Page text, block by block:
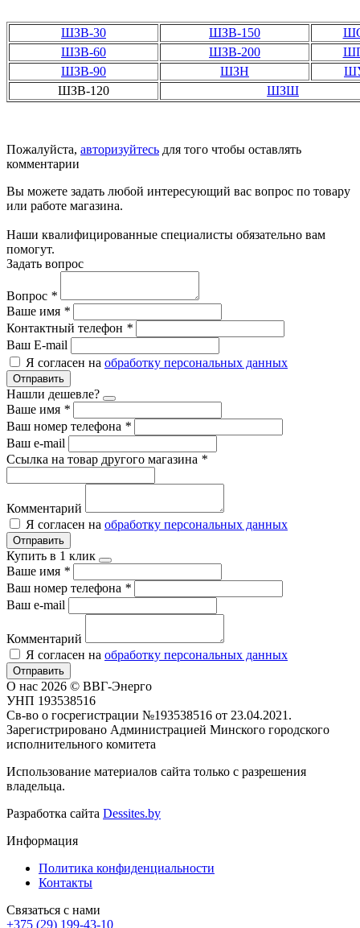
ШЗВ-30 ШЗВ-150
ШЗВ-60
ШЗВ-200
ШЗВ-90
ШЗН
ШЗВ-120
ШЗШ
Пожалуйста, авторизуйтесь для того чтобы оставлять
комментарии
Вы можете задать любой интересующий вас вопрос по товару
или работе магазина.
Наши квалифицированные специалисты обязательно вам
помогут.
Задать вопрос
Вопрос *
Ваше имя *
Контактный телефон *
Ваш E-mail
Я согласен на обработку персональных данных
Отправить
Нашли дешевле?
Ваше имя *
Ваш номер телефона *
Ваш e-mail
Ссылка на товар другого магазина *
Комментарий
Я согласен на обработку персональных данных
Отправить
Купить в 1 клик
Ваше имя *
Ваш номер телефона *
Ваш e-mail
Комментарий
Я согласен на обработку персональных данных
Отправить
О нас 2026 © ВВГ-Энерго
УНП 193538516
Св-во о госрегистрации №193538516 от 23.04.2021.
Зарегистрировано Администрацией Минского городского
исполнительного комитета
Использование материалов сайта только с разрешения
владельца.
Разработка сайта Dessites.by
Информация
Политика конфиденциальности
Контакты
Связаться с нами
+375 (29) 199-43-10